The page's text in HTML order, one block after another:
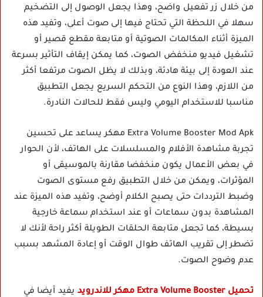
من خلال زر تفعيل واضح، وهذا يجعل الوصول إلى التضخيم
سهلا في اللحظة التي تحتاج فيها إلى صوت أعلى، وتفيد هذه
الميزة أثناء المكالمات الصوتية أو متابعة مقطع قصير أو
تشغيل فيديو منخفض الصوت، كما يمكن إيقاف التأثير بسرعة
عند العودة إلى بيئة هادئة، وبذلك لا يظل الصوت مرتفعا أكثر
من اللازم، وهذا النوع من التحكم السريع يجعل التطبيق
مناسبا للاستخدام اليومي وليس فقط للحالات النادرة.
Extra Volume Booster Mod Apk مهكر يساعد على تحسين
تجربة مشاهدة الأفلام والمسلسلات على الهاتف، لأن الحوار
في بعض الأعمال يكون منخفضا مقارنة بالموسيقى أو
المؤثرات، ويمكن من خلال التطبيق رفع مستوى الصوت
وضبط الترددات حتى يصبح الكلام أوضح، وتفيد هذه الميزة عند
المشاهدة بدون سماعات أو عند استخدام سماعة خارجية
بسيطة، كما تجعل متابعة الحلقات الطويلة أكثر راحة لأنك لا
تضطر إلى تقريب الهاتف طوال الوقت أو إعادة المشهد بسبب
عدم وضوح الصوت.
تحميل Extra Volume Booster مهكر للاندرويد
يفيد أيضا في